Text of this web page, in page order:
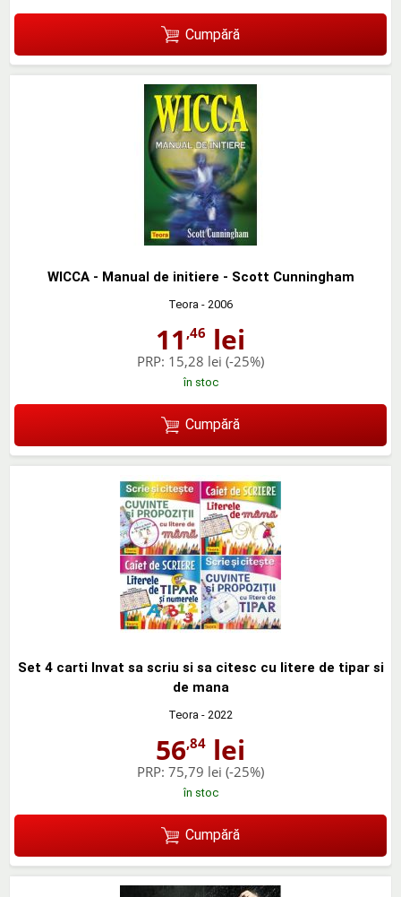
Cumpără
WICCA - Manual de initiere - Scott Cunningham
Teora - 2006
11 ,46 lei
PRP: 15,28 lei (-25%)
în stoc
Cumpără
Set 4 carti Invat sa scriu si sa citesc cu litere de tipar si
de mana
Teora - 2022
56,84 lei
PRP: 75,79 lei (-25%)
în stoc
Cumpără